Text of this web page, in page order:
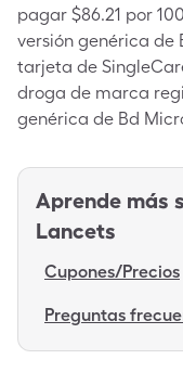
pagar $86.21 por
versión genérica de
tarjeta de
droga de marca
genérica de Bd
Aprende más
Lancets
Cupones/Precios
Preguntas